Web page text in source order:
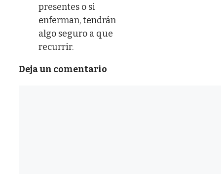
presentes o si
enferman, tendrán
algo seguro a que
recurrir.
Deja un comentario